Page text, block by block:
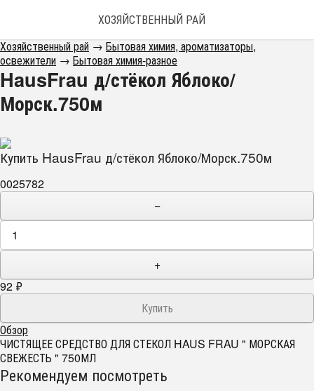
ХОЗЯЙСТВЕННЫЙ РАЙ
Хозяйственный рай → Бытовая химия, ароматизаторы,
освежители → Бытовая химия-разное
HausFrau д/стёкол Яблоко/
Морск.750м
Купить HausFrau д/стёкол Яблоко/Морск.750м
0025782
−
+
92 ₽
Обзор
ЧИСТЯЩЕЕ СРЕДСТВО ДЛЯ СТЕКОЛ HAUS FRAU " МОРСКАЯ
СВЕЖЕСТЬ " 750МЛ
Рекомендуем посмотреть